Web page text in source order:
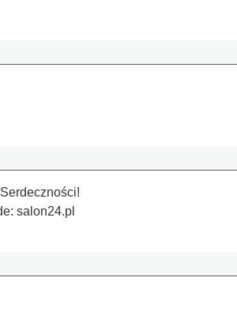
salon24.pl